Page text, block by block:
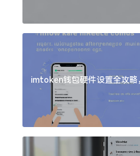
imtoken钱包硬件设置全攻略